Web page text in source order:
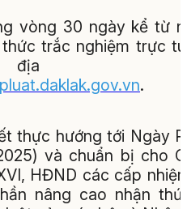
vòng 30 ngày kể từ
trắc nghiệm trực
.
thực hướng tới Ngày
và chuẩn bị cho
HĐND các cấp
nâng cao nhận